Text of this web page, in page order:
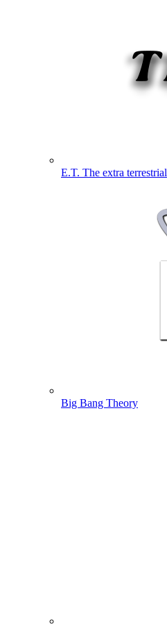
E.T. The extra terrestrial
Big Bang Theory